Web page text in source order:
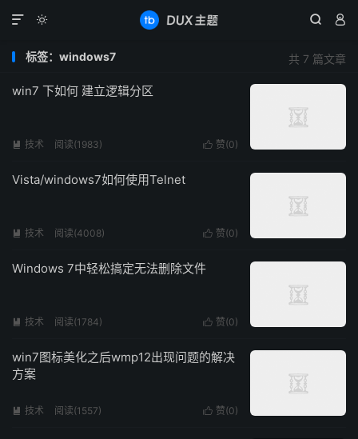
  

共 7 篇文章
标签：windows7
win7 下如何 建立逻辑分区
 赞(0)
 技术 阅读(1983)
Vista/windows7如何使用Telnet
 赞(0)
 技术 阅读(4008)
Windows 7中轻松搞定无法删除文件
 赞(0)
 技术 阅读(1784)
win7图标美化之后wmp12出现问题的解决
方案
 赞(0)
 技术 阅读(1557)